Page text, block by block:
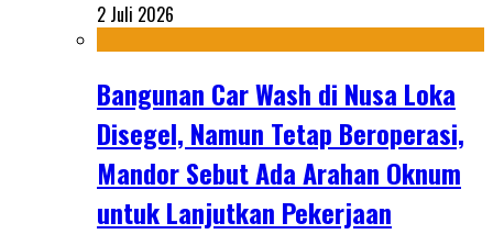
2 Juli 2026
Bangunan Car Wash di Nusa Loka
Disegel, Namun Tetap Beroperasi,
Mandor Sebut Ada Arahan Oknum
untuk Lanjutkan Pekerjaan